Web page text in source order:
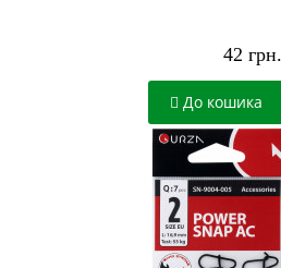
42 грн.
До кошика